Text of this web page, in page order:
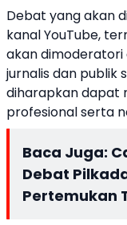
Debat yang akan
kanal YouTube,
akan dimoderatori
jurnalis dan publik
diharapkan dapat
profesional serta
Baca Juga:
Debat
Pertemukan